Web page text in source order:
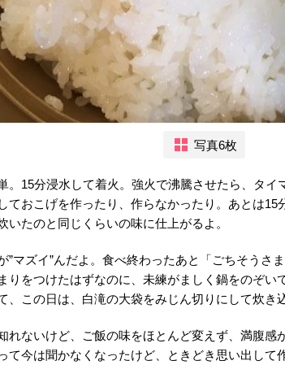
写真6枚
。15分浸水して着火。強火で沸騰させたら、タイ
ておこげを作ったり、作らなかったり。あとは15
いたのと同じくらいの味に仕上がるよ。
”マズイ”んだよ。食べ終わったあと「ごちそうさ
りをつけたはずなのに、未練がましく鍋をのぞい
、この日は、白滝の大袋をみじん切りにして炊き
れないけど、ご飯の味をほとんど変えず、満腹感
て今は聞かなくなったけど、ときどき思い出して